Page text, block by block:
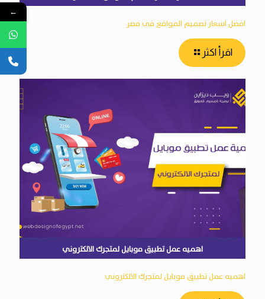
افضل اسعار تصميم المواقع فى مصر
اقرأ اكثر
اهميه عمل تطبيق موبايل لمتجرك الالكتروني
اهميه عمل تطبيق موبايل لمتجرك الالكتروني
←